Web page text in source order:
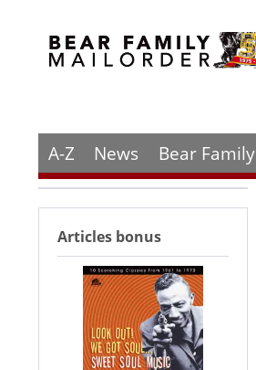
A-Z News Bear Family
Articles bonus